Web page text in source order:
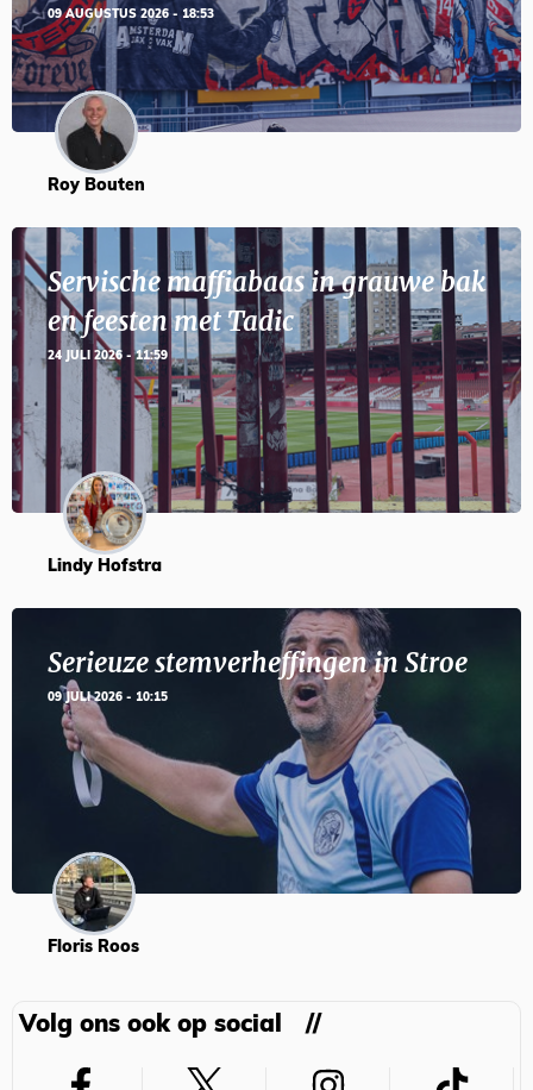
09 AUGUSTUS 2026 - 18:53
Roy Bouten
Servische maffiabaas in grauwe bak
en feesten met Tadic
24 JULI 2026 - 11:59
Lindy Hofstra
Serieuze stemverheffingen in Stroe
09 JULI 2026 - 10:15
Floris Roos
Volg ons ook op social